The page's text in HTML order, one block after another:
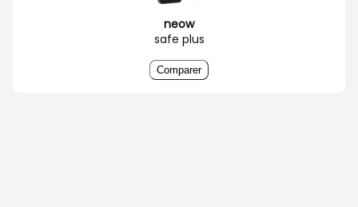
neow
safe plus
Comparer